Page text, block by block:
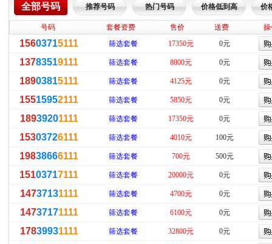
全部号码 推荐号码 热门号码 价格低到高 价
号码 套餐资费 售价 送费
15603715111 筛选套餐 17350元 0元
13783519111 筛选套餐 8800元 0元
18903815111 筛选套餐 4125元 0元
15515952111 筛选套餐 5850元 0元
18939201111 筛选套餐 17350元 0元
15303726111 筛选套餐 4010元 100元
19838666111 筛选套餐 700元 500元
15103717111 筛选套餐 20000元 0元
14737131111 筛选套餐 4700元 0元
14737171111 筛选套餐 6100元 0元
17839931111 筛选套餐 32800元 0元